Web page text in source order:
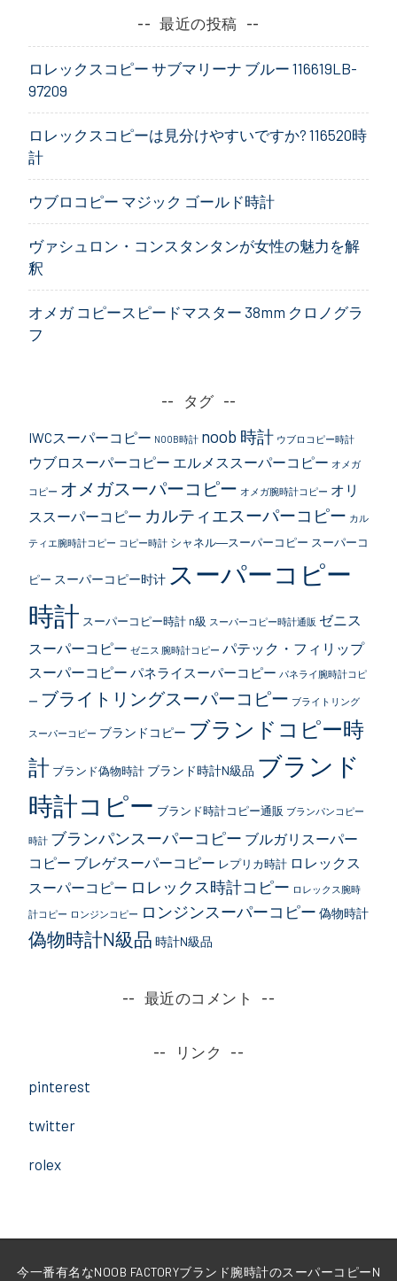
シ
ョ
ン
最近の投稿
ロレックスコピー サブマリーナ ブルー 116619LB-
97209
ロレックスコピーは見分けやすいですか? 116520時
計
ウブロコピー マジック ゴールド時計
ヴァシュロン・コンスタンタンが女性の魅力を解
釈
オメガ コピースピードマスター 38mm クロノグラ
フ
タグ
IWCスーパーコピー NOOB時計 noob 時計 ウブロコピー時計
ウブロスーパーコピー エルメススーパーコピー オメガ
コピー オメガスーパーコピー オメガ腕時計コピー オリ
ススーパーコピー カルティエスーパーコピー カル
ティエ腕時計コピー コピー時計 シャネル―スーパーコピー スーパーコ
ピー スーパーコピー时计 スーパーコピー
時計 スーパーコピー時計 n級 スーパーコピー時計通販 ゼニス
スーパーコピー ゼニス 腕時計コピー パテック・フィリップ
スーパーコピー パネライスーパーコピー パネライ腕時計コピ
ー ブライトリングスーパーコピー ブライトリング
スーパーコピー ブランドコピー ブランドコピー時
計 ブランド偽物時計 ブランド時計N級品 ブランド
時計コピー ブランド時計コピー通販 ブランパンコピー
時計 ブランパンスーパーコピー ブルガリスーパー
コピー ブレゲスーパーコピー レプリカ時計 ロレックス
スーパーコピー ロレックス時計コピー ロレックス腕時
計コピー ロンジンコピー ロンジンスーパーコピー 偽物時計
偽物時計N級品 時計N級品
最近のコメント
リンク
pinterest
twitter
rolex
今一番有名なNOOB FACTORYブランド腕時計のスーパーコピーN